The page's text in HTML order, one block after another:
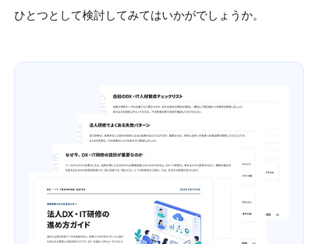
ひとつとして検討してみてはいかがでしょうか。